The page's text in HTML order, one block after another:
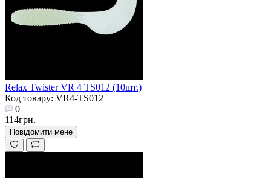
Relax Twister VR 4 TS012 (10шт.)
Код товару: VR4-TS012
0
114грн.
Повідомити мене